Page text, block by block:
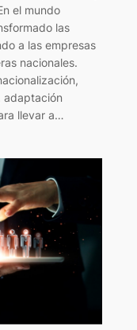
el mundo
las
a las empresas
nacionales.
adaptación
llevar a…